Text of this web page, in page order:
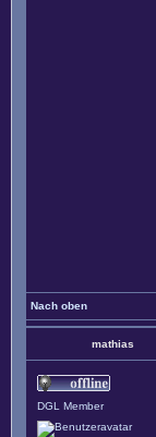
Nach oben
mathias
DGL Member